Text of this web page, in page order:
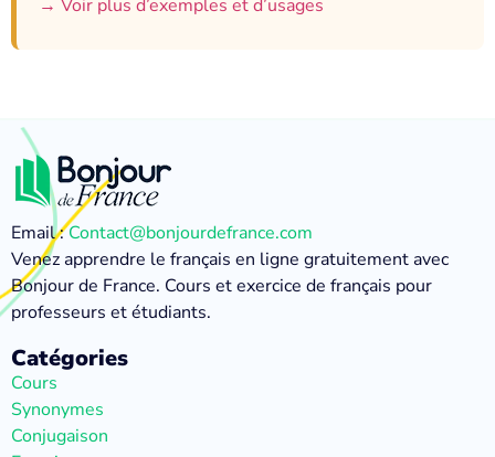
→ Voir plus d’exemples et d’usages
Email :Contact@bonjourdefrance.com
Venez apprendre le français en ligne gratuitement avec
Bonjour de France. Cours et exercice de français pour
professeurs et étudiants.
Catégories
Cours
Synonymes
Conjugaison